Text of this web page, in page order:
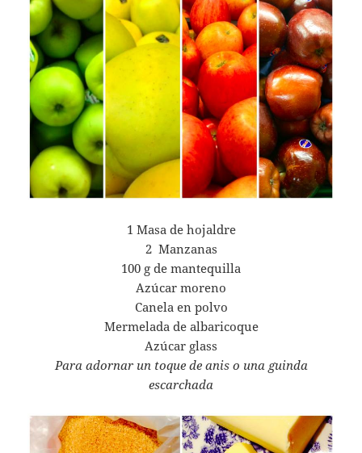
1 Masa de hojaldre
2 Manzanas
100 g de mantequilla
Azúcar moreno
Canela en polvo
Mermelada de albaricoque
Azúcar glass
Para adornar un toque de anis o una guinda
escarchada